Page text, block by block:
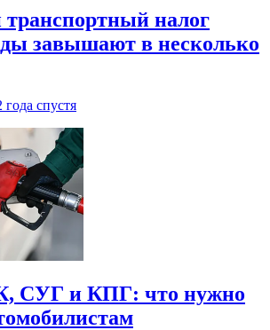
транспортный налог
завышают в несколько
года спустя
СУГ и КПГ: что нужно